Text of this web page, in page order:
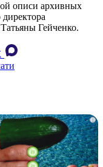
описи архивных
Гейченко.
i